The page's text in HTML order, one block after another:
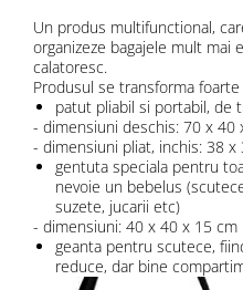
Un produs multifunctional,
organizeze bagajele mult mai
calatoresc.
Produsul se transforma
patut pliabil si portabil, de
- dimensiuni deschis: 70 x 40
- dimensiuni pliat, inchis: 38 x
gentuta speciala pentru
nevoie un bebelus
suzete, jucarii etc)
- dimensiuni: 40 x 40 x 15 cm
geanta pentru scutece,
reduce, dar bine